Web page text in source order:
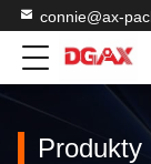
connie@ax-
Produkty